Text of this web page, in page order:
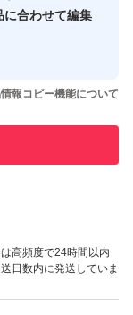
での写真）
かるため追熟し
ご購入をお願い
実績があります
あります
高頻度で24時間以内
日数内に発送していま
に合わせて編集
報コピー機能について